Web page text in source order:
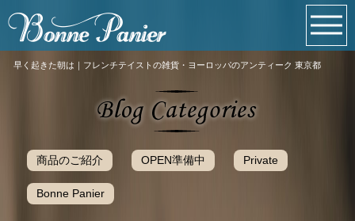
早く起きた朝は｜フレンチテイストの雑貨・ヨーロッパのアンティーク 東京都
商品のご紹介 OPEN準備中 Private
Bonne Panier